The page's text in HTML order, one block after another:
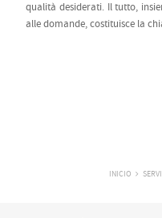
qualità desiderati. Il tutto,
alle domande, costituisce la
INICIO